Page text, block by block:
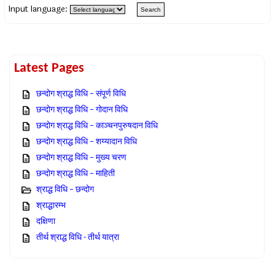
Input language:
Latest Pages
छन्दोग श्राद्ध विधि – संपूर्ण विधि
छन्दोग श्राद्ध विधि – गोदान विधि
छन्दोग श्राद्ध विधि – काञ्चनपुरुषदान विधि
छन्दोग श्राद्ध विधि – शय्यादान विधि
छन्दोग श्राद्ध विधि – मुख्य चरण
छन्दोग श्राद्ध विधि – माहिती
श्राद्ध विधि – छन्दोग
श्राद्धारम्भ
दक्षिणा
तीर्थ श्राद्ध विधि - तीर्थ यात्रा